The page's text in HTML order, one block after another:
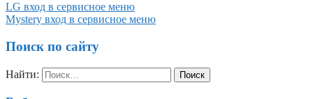
LG вход в сервисное меню
Mystery вход в сервисное меню
Поиск по сайту
Найти: